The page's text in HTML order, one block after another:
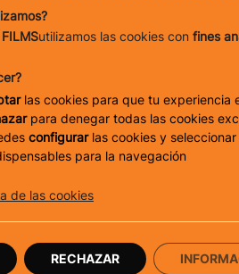
FILMSutilizamos las cookies con fines
las cookies para que tu experiencia
para denegar todas las cookies
configurarlas cookies y seleccionar
para la navegación
de las cookies
RECHAZAR